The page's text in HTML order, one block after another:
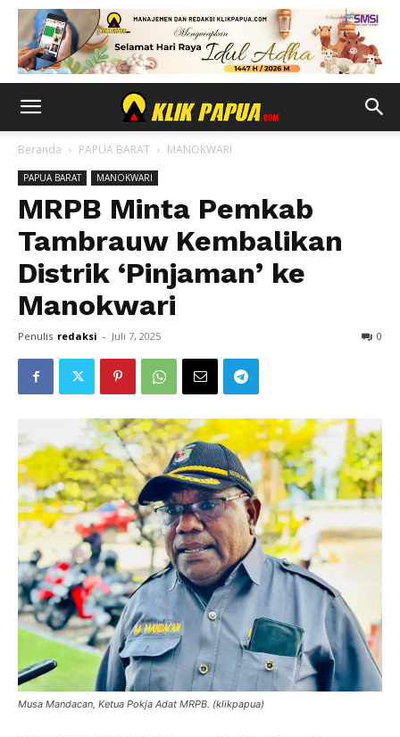
Beranda PAPUA BARAT MANOKWARI
PAPUA BARAT MANOKWARI
MRPB Minta Pemkab
Tambrauw Kembalikan
Distrik ‘Pinjaman’ ke
Manokwari
Penulis redaksi - Juli 7, 2025 0
Musa Mandacan, Ketua Pokja Adat MRPB. (klikpapua)